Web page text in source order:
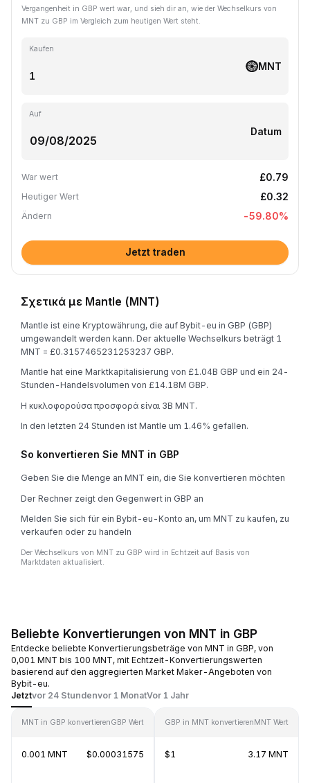
Vergangenheit in GBP wert war, und sieh dir an, wie der Wechselkurs von
MNT zu GBP im Vergleich zum heutigen Wert steht.
Kaufen
MNT
Auf
Datum
War wert £0.79
Heutiger Wert £0.32
Ändern -59.80%
Jetzt traden
Σχετικά με Mantle (MNT)
Mantle ist eine Kryptowährung, die auf Bybit-eu in GBP (GBP)
umgewandelt werden kann. Der aktuelle Wechselkurs beträgt 1
MNT = £0.3157465231253237 GBP.
Mantle hat eine Marktkapitalisierung von £1.04B GBP und ein 24-
Stunden-Handelsvolumen von £14.18M GBP.
Η κυκλοφορούσα προσφορά είναι 3B MNT.
In den letzten 24 Stunden ist Mantle um 1.46% gefallen.
So konvertieren Sie MNT in GBP
Geben Sie die Menge an MNT ein, die Sie konvertieren möchten
Der Rechner zeigt den Gegenwert in GBP an
Melden Sie sich für ein Bybit-eu-Konto an, um MNT zu kaufen, zu
verkaufen oder zu handeln
Der Wechselkurs von MNT zu GBP wird in Echtzeit auf Basis von
Marktdaten aktualisiert.
Beliebte Konvertierungen von MNT in GBP
Entdecke beliebte Konvertierungsbeträge von MNT in GBP, von
0,001 MNT bis 100 MNT, mit Echtzeit-Konvertierungswerten
basierend auf den aggregierten Market Maker-Angeboten von
Bybit-eu.
Jetztvor 24 Stundenvor 1 MonatVor 1 Jahr
MNT in GBP konvertierenGBP Wert
0.001 MNT $0.00031575
GBP in MNT konvertierenMNT Wert
$1 3.17 MNT